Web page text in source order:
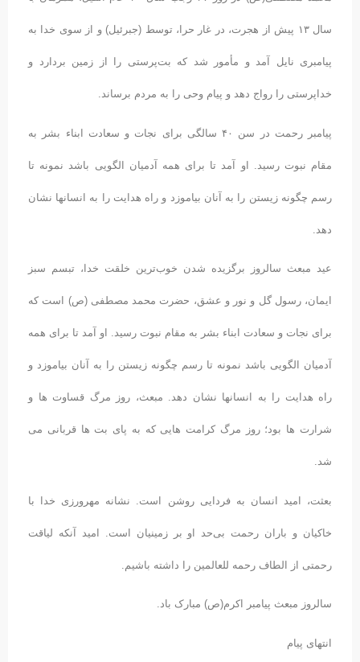
سال ۱۳ پیش از هجرت، در غار حرا، توسط (جبرئیل) و از سوی خدا به
پیامبری نایل آمد و مأمور شد که بت‌پرستی را از زمین بردارد و
خداپرستی را رواج دهد و پیام وحی را به مردم برساند.
پیامبر رحمت در سن ۴۰ سالگی برای نجات و سعادت ابناء بشر به
مقام نبوت رسید. او آمد تا برای همه آدمیان الگویی باشد نمونه تا
رسم چگونه زیستن را به آنان بیاموزد و راه هدایت را به انسانها نشان
دهد.
عید مبعث سالروز برگزیده شدن خوب‌ترین خلقت خدا، تبسم سبز
ایمان، رسول گل و نور و عشق، حضرت محمد مصطفی (ص) است که
برای نجات و سعادت ابناء بشر به مقام نبوت رسید. او آمد تا برای همه
آدمیان الگویی باشد نمونه تا رسم چگونه زیستن را به آنان بیاموزد و
راه هدایت را به انسانها نشان دهد. مبعث، روز مرگ قساوت ها و
شرارت ها بود؛ روز مرگ کرامت هایی که به پای بت ها قربانی می
شد.
بعثت، امید انسان به فردایی روشن است. نشانه مهرورزی خدا با
خاکیان و باران رحمت بی‌‌حد او بر زمینیان است. امید آنکه لیاقت
رحمتی از الطاف رحمه للعالمین را داشته باشیم.
سالروز مبعث پیامبر اکرم(ص) مبارک باد.
انتهای پیام